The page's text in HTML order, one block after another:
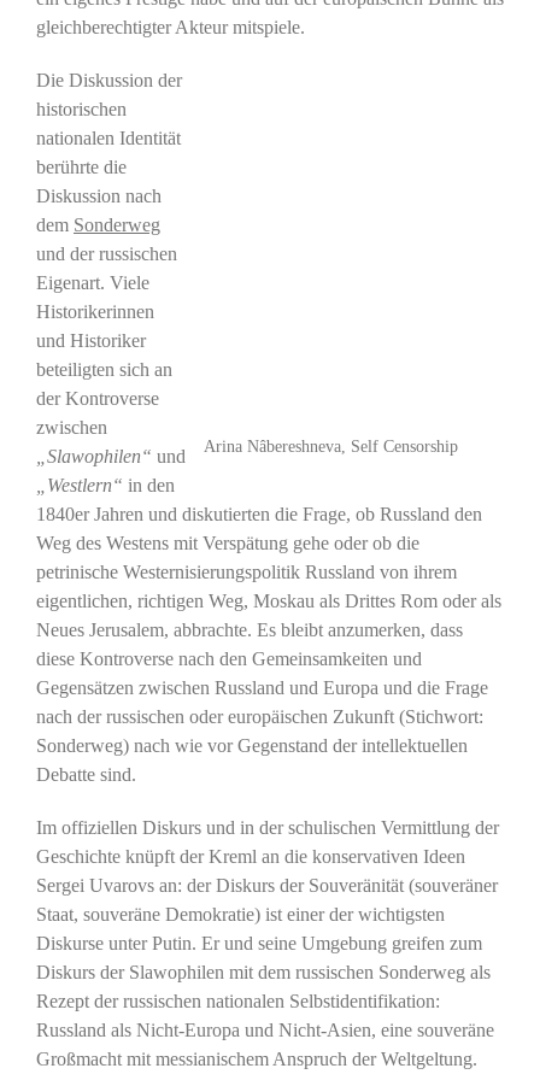
gleichberechtigter Akteur mitspiele.
Arina Nâbereshneva, Self Censorship
Die Diskussion der
historischen
nationalen Identität
berührte die
Diskussion nach
dem Sonderweg
und der russischen
Eigenart. Viele
Historikerinnen
und Historiker
beteiligten sich an
der Kontroverse
zwischen
„Slawophilen“ und
„Westlern“ in den
1840er Jahren und diskutierten die Frage, ob Russland den
Weg des Westens mit Verspätung gehe oder ob die
petrinische Westernisierungspolitik Russland von ihrem
eigentlichen, richtigen Weg, Moskau als Drittes Rom oder als
Neues Jerusalem, abbrachte. Es bleibt anzumerken, dass
diese Kontroverse nach den Gemeinsamkeiten und
Gegensätzen zwischen Russland und Europa und die Frage
nach der russischen oder europäischen Zukunft (Stichwort:
Sonderweg) nach wie vor Gegenstand der intellektuellen
Debatte sind.
Im offiziellen Diskurs und in der schulischen Vermittlung der
Geschichte knüpft der Kreml an die konservativen Ideen
Sergei Uvarovs an: der Diskurs der Souveränität (souveräner
Staat, souveräne Demokratie) ist einer der wichtigsten
Diskurse unter Putin. Er und seine Umgebung greifen zum
Diskurs der Slawophilen mit dem russischen Sonderweg als
Rezept der russischen nationalen Selbstidentifikation:
Russland als Nicht-Europa und Nicht-Asien, eine souveräne
Großmacht mit messianischem Anspruch der Weltgeltung.